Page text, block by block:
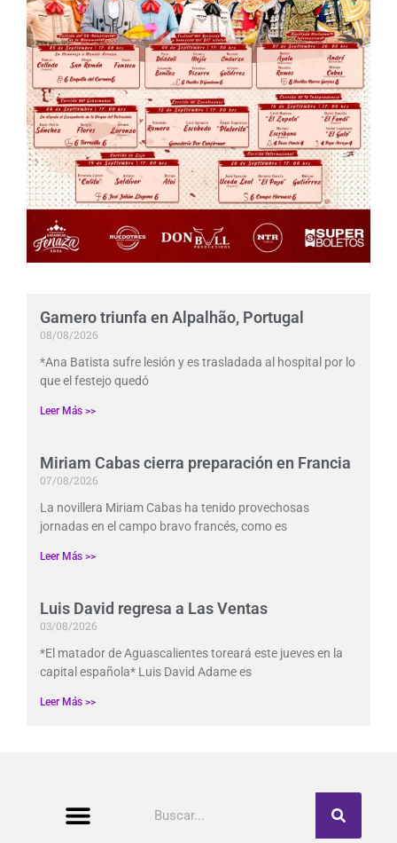
Gamero triunfa en Alpalhão, Portugal
08/08/2026
*Ana Batista sufre lesión y es trasladada al hospital por lo
que el festejo quedó
Leer Más >>
Miriam Cabas cierra preparación en Francia
07/08/2026
La novillera Miriam Cabas ha tenido provechosas
jornadas en el campo bravo francés, como es
Leer Más >>
Luis David regresa a Las Ventas
03/08/2026
*El matador de Aguascalientes toreará este jueves en la
capital española* Luis David Adame es
Leer Más >>